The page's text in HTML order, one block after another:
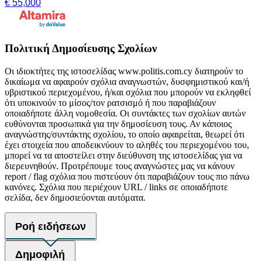
€ 55,000
Πολιτική Δημοσίευσης Σχολίων
Οι ιδιοκτήτες της ιστοσελίδας www.politis.com.cy διατηρούν το
δικαίωμα να αφαιρούν σχόλια αναγνωστών, δυσφημιστικού και/ή
υβριστικού περιεχομένου, ή/και σχόλια που μπορούν να εκληφθεί
ότι υποκινούν το μίσος/τον ρατσισμό ή που παραβιάζουν
οποιαδήποτε άλλη νομοθεσία. Οι συντάκτες των σχολίων αυτών
ευθύνονται προσωπικά για την δημοσίευση τους. Αν κάποιος
αναγνώστης/συντάκτης σχολίου, το οποίο αφαιρείται, θεωρεί ότι
έχει στοιχεία που αποδεικνύουν το αληθές του περιεχομένου του,
μπορεί να τα αποστείλει στην διεύθυνση της ιστοσελίδας για να
διερευνηθούν. Προτρέπουμε τους αναγνώστες μας να κάνουν
report / flag σχόλια που πιστεύουν ότι παραβιάζουν τους πιο πάνω
κανόνες. Σχόλια που περιέχουν URL / links σε οποιαδήποτε
σελίδα, δεν δημοσιεύονται αυτόματα.
Ροή ειδήσεων
Δημοφιλή